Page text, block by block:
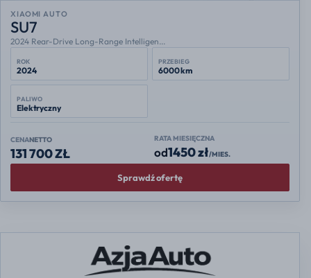
XIAOMI AUTO
SU7
2024 Rear-Drive Long-Range Intelligen...
ROK
2024
PRZEBIEG
6000 km
PALIWO
Elektryczny
CENANETTO
131 700 ZŁ
RATA MIESIĘCZNA
od1450 zł/MIES.
Sprawdź ofertę